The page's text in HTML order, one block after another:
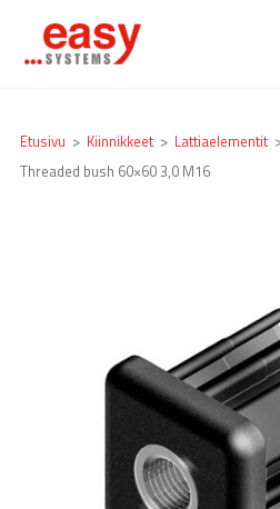
Etusivu > Kiinnikkeet > Lattia­elementit
Threaded bush 60×60 3,0 M16